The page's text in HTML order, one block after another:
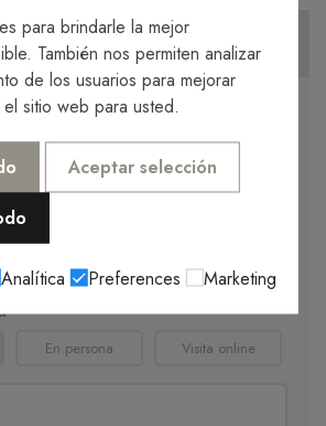
TE LLAMAMOS
En persona Visita online
para brindarle la mejor
También nos permiten analizar
de los usuarios para mejorar
sitio web para usted.
Aceptar selección
Analítica Preferences Marketing